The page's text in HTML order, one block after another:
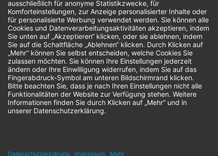
Sendung verfolgen
Geprüfter Shop